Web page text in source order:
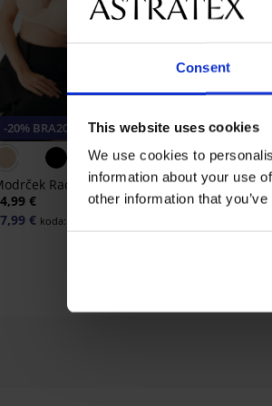
Consent
This website uses cookies
We use cookies to
information about your use
other information that
-20% BRA20
5
Rachel I, podložen
€
€ koda:
-20% BRA20
Samostoječi
42,99 €